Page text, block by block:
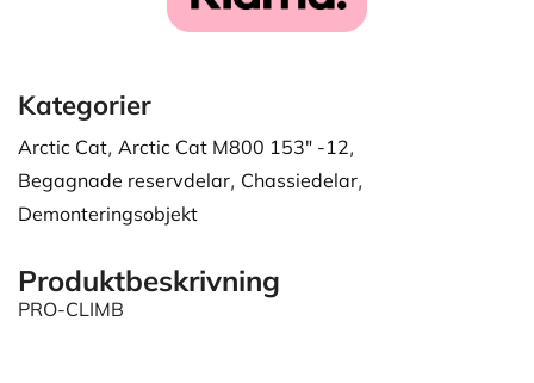
Kategorier
Arctic Cat, Arctic Cat M800 153" -12,
Begagnade reservdelar, Chassiedelar,
Demonteringsobjekt
Produktbeskrivning
PRO-CLIMB